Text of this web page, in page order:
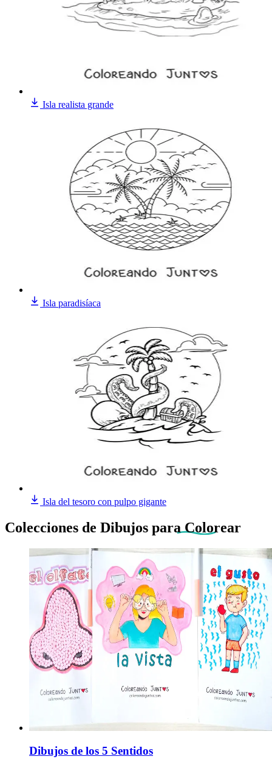
Isla realista grande
Isla paradisíaca
Isla del tesoro con pulpo gigante
Colecciones de Dibujos para Colorear
Dibujos de los 5 Sentidos